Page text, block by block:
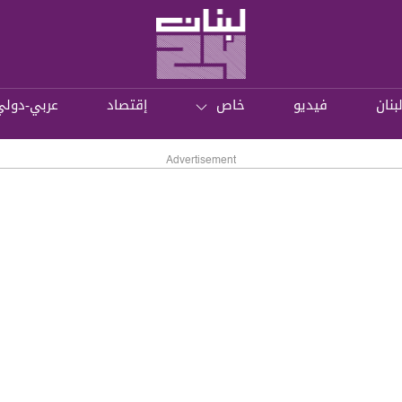
لبنان فيديو خاص إقتصاد عربي-
Advertisement